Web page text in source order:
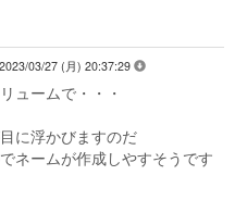
2023/03/27 (月) 20:37:29
ュームで・・・
に浮かびますのだ
ネームが作成しやすそうです